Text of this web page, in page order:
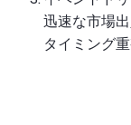
迅速な市場
タイミング